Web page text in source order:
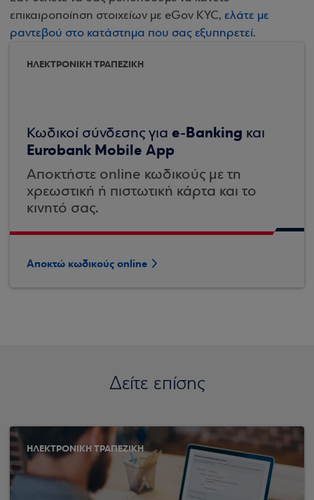
επικαιροποίηση στοιχείων με eGov KYC, ελάτε με
ραντεβού στο κατάστημα που σας εξυπηρετεί.
ΗΛΕΚΤΡΟΝΙΚΗ ΤΡΑΠΕΖΙΚΗ
Κωδικοί σύνδεσης για e-Banking και
Eurobank Mobile App
Αποκτήστε online κωδικούς με τη
χρεωστική ή πιστωτική κάρτα και το
κινητό σας.
Αποκτώ κωδικούς online
Δείτε επίσης
ΗΛΕΚΤΡΟΝΙΚΗ ΤΡΑΠΕΖΙΚΗ